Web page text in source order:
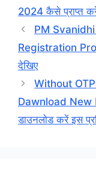
2024 कैसे प्राप्त
PM
Registration
देखिए
Without
Dawnload New
डाउनलोड करें इस